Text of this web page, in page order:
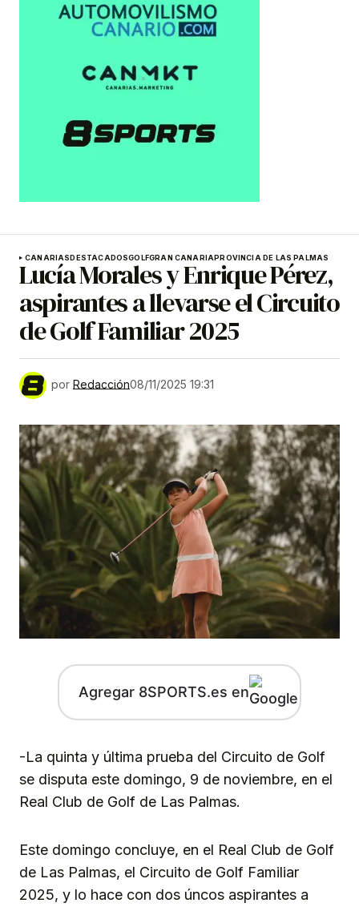
CANARIASDESTACADOSGOLFGRAN CANARIAPROVINCIA DE LAS PALMAS
Lucía Morales y Enrique Pérez,
aspirantes a llevarse el Circuito
de Golf Familiar 2025
por Redacción08/11/2025 19:31
Agregar 8SPORTS.es en
-La quinta y última prueba del Circuito de Golf
se disputa este domingo, 9 de noviembre, en el
Real Club de Golf de Las Palmas.
Este domingo concluye, en el Real Club de Golf
de Las Palmas, el Circuito de Golf Familiar
2025, y lo hace con dos úncos aspirantes a